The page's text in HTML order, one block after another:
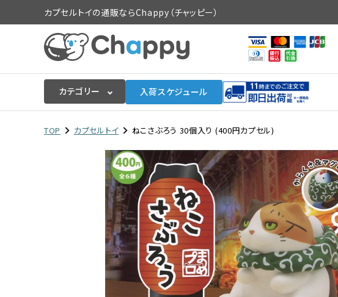
カプセルトイの通販ならChappy（チャッピー）
カテゴリー 入荷スケジュール
ログイン 会員登録
入荷スケジュールをチェック
カプセルトイマシン本体
TOP カプセルトイ ねこさぶろう 30個入り (400円カプセル)